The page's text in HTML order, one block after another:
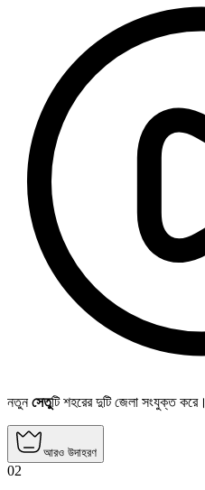
নতুনসেতুটি শহরের দুটি জেলা সংযুক্ত করে।
আরও উদাহরণ
02